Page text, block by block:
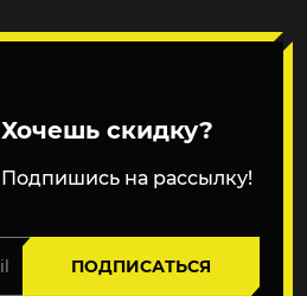
Хочешь скидку?
Подпишись на рассылку!
ПОДПИСАТЬСЯ